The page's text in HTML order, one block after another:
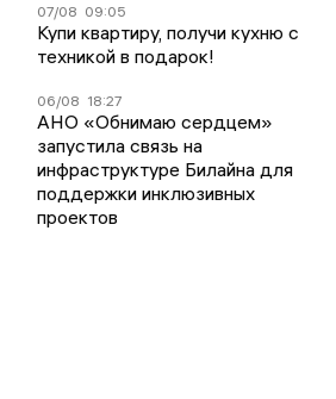
07/08 09:05
Купи квартиру, получи кухню с
техникой в подарок!
06/08 18:27
АНО «Обнимаю сердцем»
запустила связь на
инфраструктуре Билайна для
поддержки инклюзивных
проектов